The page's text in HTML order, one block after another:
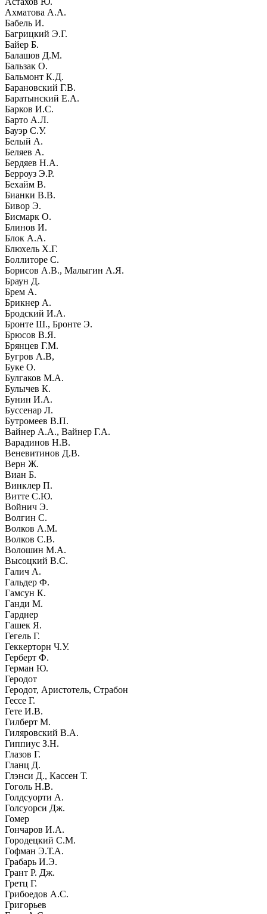
Ахматова А.А.
Бабель И.
Багрицкий Э.Г.
Байер Б.
Балашов Д.М.
Бальзак О.
Бальмонт К.Д.
Барановский Г.В.
Баратынский Е.А.
Барков И.С.
Барто А.Л.
Бауэр С.У.
Белый А.
Беляев А.
Бердяев Н.А.
Берроуз Э.Р.
Бехайм В.
Бианки В.В.
Бивор Э.
Бисмарк О.
Блинов И.
Блок А.А.
Блюхель Х.Г.
Боллиторе С.
Борисов А.В., Малыгин А.Я.
Браун Д.
Брем А.
Брикнер А.
Бродский И.А.
Бронте Ш., Бронте Э.
Брюсов В.Я.
Брянцев Г.М.
Бугров А.В,
Буке О.
Булгаков М.А.
Булычев К.
Бунин И.А.
Буссенар Л.
Бутромеев В.П.
Вайнер А.А., Вайнер Г.А.
Варадинов Н.В.
Веневитинов Д.В.
Верн Ж.
Виан Б.
Винклер П.
Витте С.Ю.
Войнич Э.
Волгин С.
Волков А.М.
Волков С.В.
Волошин М.А.
Высоцкий В.С.
Галич А.
Гальдер Ф.
Гамсун К.
Ганди М.
Гарднер
Гашек Я.
Гегель Г.
Геккерторн Ч.У.
Герберт Ф.
Герман Ю.
Геродот
Геродот, Аристотель, Страбон
Гессе Г.
Гете И.В.
Гилберт М.
Гиляровский В.А.
Гиппиус З.Н.
Глазов Г.
Гланц Д.
Глэнси Д., Кассен Т.
Гоголь Н.В.
Голдсуорти А.
Голсуорси Дж.
Гомер
Гончаров И.А.
Городецкий С.М.
Гофман Э.Т.А.
Грабарь И.Э.
Грант Р. Дж.
Гретц Г.
Грибоедов А.С.
Григорьев